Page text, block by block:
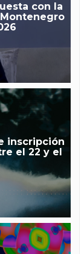
con la
inscripción
el 22 y el